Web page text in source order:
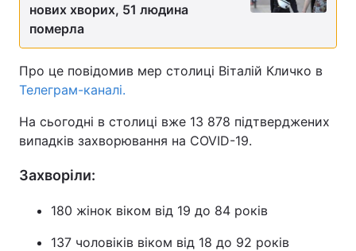
нових хворих, 51 людина
померла
Про це повідомив мер столиці Віталій Кличко в
Телеграм-каналі.
На сьогодні в столиці вже 13 878 підтверджених
випадків захворювання на COVID-19.
Захворіли:
180 жінок віком від 19 до 84 років
137 чоловіків віком від 18 до 92 рокiв